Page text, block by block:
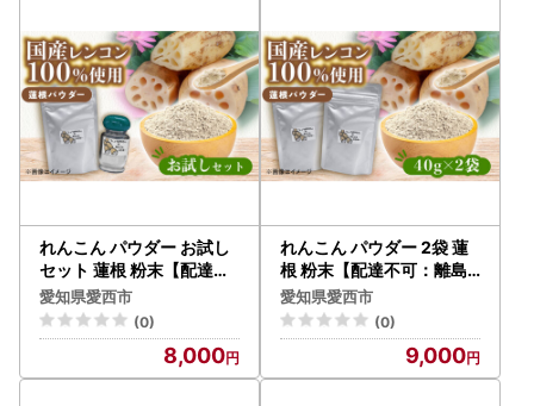
れんこん パウダー お試し
セット 蓮根 粉末【配達不
可：離島】[AEAO010]
愛知県愛西市
(0)
8,000
れんこん パウダー 2袋 蓮
根 粉末【配達不可：離島
】[AEAO011]
愛知県愛西市
(0)
9,000